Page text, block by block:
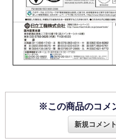
※この商品のコメ
新規コメン